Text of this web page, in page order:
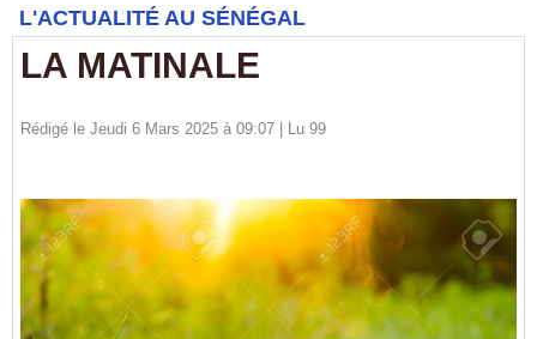
L'ACTUALITÉ AU SÉNÉGAL
LA MATINALE
Rédigé le Jeudi 6 Mars 2025 à 09:07 | Lu 99